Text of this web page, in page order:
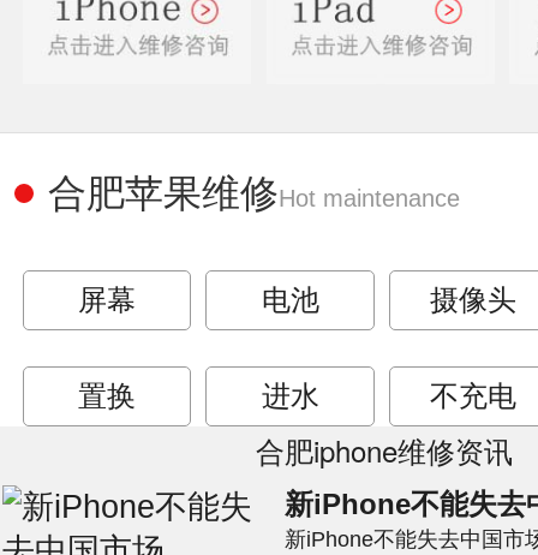
合肥苹果维修Hot maintenance
屏幕 电池 摄像头
置换 进水 不充电
合肥iphone维修资讯
新iPhone不能失去
新iPhone不能失去中国市